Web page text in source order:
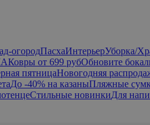
огородПасхаИнтерьерУборка/
Ковры от 699 рубОбновите
пятницаНовогодняя
До -40% на казаныПляжные
Стильные новинкиДля